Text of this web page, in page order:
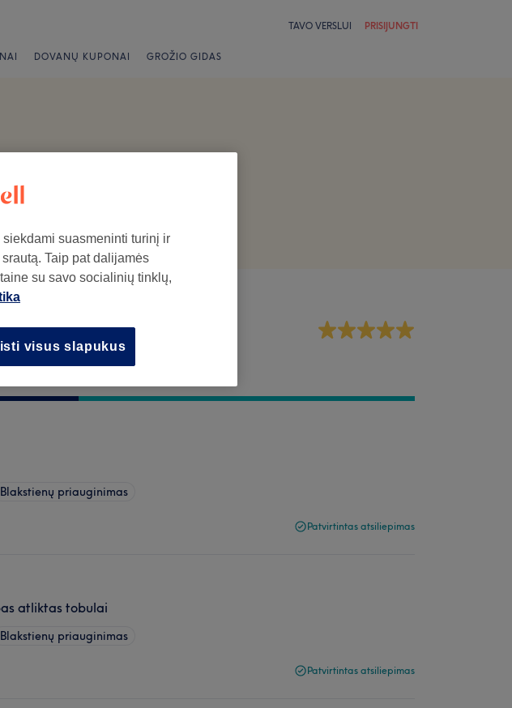
TAVO VERSLUI PRISIJUNGTI
DOVANŲ KUPONAI GROŽIO GIDAS
Personalas
Blakstienų priauginimas
Patvirtintas atsiliepimas
atliktas tobulai
Blakstienų priauginimas
Patvirtintas atsiliepimas
suasmeninti turinį ir
Taip pat dalijamės
su savo socialinių tinklų,
visus slapukus